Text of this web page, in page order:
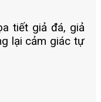
tiết giả đá, giả
lại cảm giác tự